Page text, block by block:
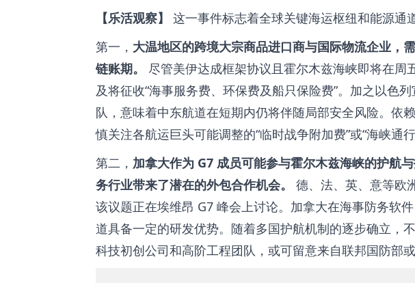
【乐活观察】
这一事件标志着全球关键海运枢纽和能源通
第一， 大温地区的跨境大宗商品进口商与国际物流企业，
链账期。
尽管美伊达成框架协议且霍尔木兹海峡即将在
及将征收“海事服务费、环保费及船只保险费”。加之以色
队，意味着中东航道在短期内仍将伴随局部安全风险。依
慎关注各航运巨头可能调整的“临时战争附加费”或“海峡通
第二， 加拿大作为 G7 成员可能参与霍尔木兹海峡的护航
务行业带来了潜在的外包合作机会。
德、法、英、意等欧
该议题正在埃维昂 G7 峰会上讨论。加拿大在海事防务软
道具备一定的研发优势。随着多国护航机制的逐步确立，
科技初创公司和高阶工程团队，或可留意来自联邦国防部